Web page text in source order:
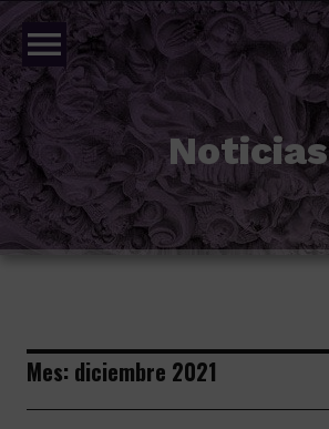
menu
Noticias
Mes: diciembre 2021